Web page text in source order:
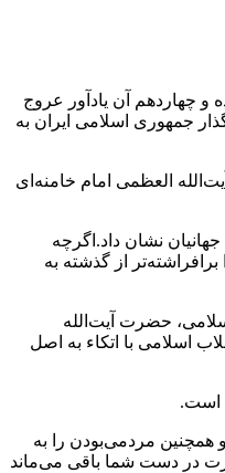
و چهاردهم آن یادآور عروج
جمهوری اسلامی ایران به
العظمی امام خامنه‌ای
نشان داد.اگرچه
از گذشته به
حضرت آیت‌الله
اسلامی با اتکاء به اصل
است.
همچنین مردمی‌بودن را به
در دست شما باقی می‌ماند